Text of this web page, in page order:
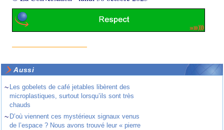
Aussi
~ Les gobelets de café jetables libèrent des
microplastiques, surtout lorsqu’ils sont très
chauds
~ D’où viennent ces mystérieux signaux venus
de l’espace ? Nous avons trouvé leur « pierre